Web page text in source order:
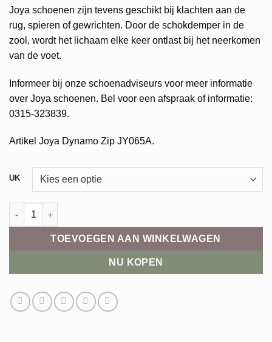
Joya schoenen zijn tevens geschikt bij klachten aan de
rug, spieren of gewrichten. Door de schokdemper in de
zool, wordt het lichaam elke keer ontlast bij het neerkomen
van de voet.
Informeer bij onze schoenadviseurs voor meer informatie
over Joya schoenen. Bel voor een afspraak of informatie:
0315-323839.
Artikel Joya Dynamo Zip JY065A.
UK
Joya Dynamo Zip aantal
TOEVOEGEN AAN WINKELWAGEN
NU KOPEN
Alternative: